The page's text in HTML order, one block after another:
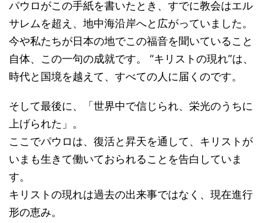
パウロがこの手紙を書いたとき、すでに教会はエル
サレムを超え、地中海沿岸へと広がっていました。
今や私たちが日本の地でこの福音を聞いていること
自体、この一句の成就です。 “キリストの現れ”は、
時代と国境を越えて、すべての人に届くのです。
そして最後に、「世界中で信じられ、栄光のうちに
上げられた」。
ここでパウロは、復活と昇天を通して、キリストが
いまも生きて働いておられることを告白していま
す。
キリストの現れは過去の出来事ではなく、現在進行
形の恵み。